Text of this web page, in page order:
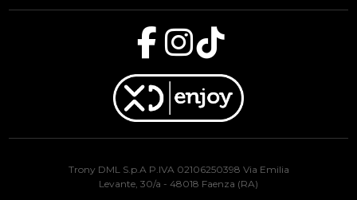
Trony DML S.p.A P.IVA 02106250398 Via Emilia
Levante, 30/a - 48018 Faenza (RA)